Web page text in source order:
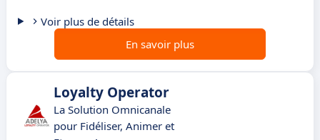
Voir plus de détails
En savoir plus
Loyalty Operator
La Solution Omnicanale
pour Fidéliser, Animer et